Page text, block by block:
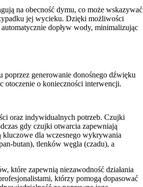
na obecność dymu, co może wskazywać
jej wycieku. Dzięki możliwości
dopływ wody, minimalizując
generowanie donośnego dźwięku
otoczenie o konieczności interwencji.
oraz indywidualnych potrzeb. Czujki
gdy czujki otwarcia zapewniają
kluczowe dla wczesnego wykrywania
butan), tlenków węgla (czadu), a
które zapewnią niezawodność działania
którzy pomogą dopasować